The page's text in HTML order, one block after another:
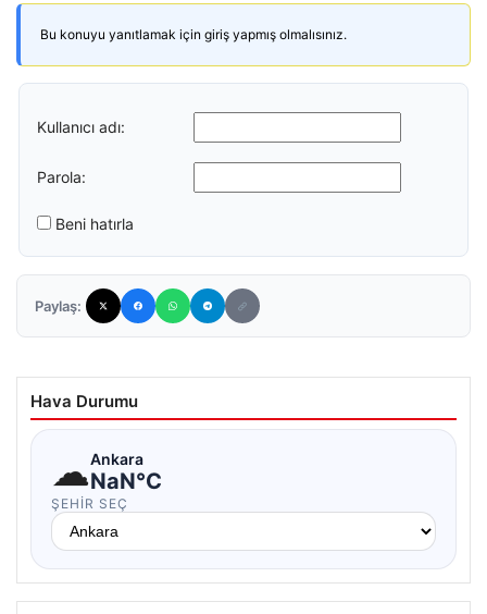
Bu konuyu yanıtlamak için giriş yapmış olmalısınız.
Kullanıcı adı:
Parola:
Beni hatırla
Paylaş:
Hava Durumu
☁Ankara
NaN°C
ŞEHIR SEÇ